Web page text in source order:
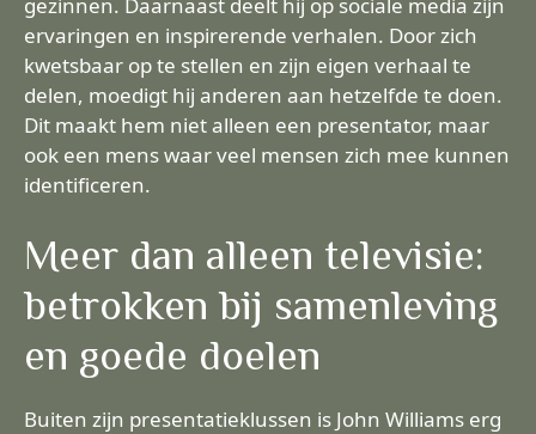
ervaringen en inspirerende verhalen. Door zich
kwetsbaar op te stellen en zijn eigen verhaal te
delen, moedigt hij anderen aan hetzelfde te doen.
Dit maakt hem niet alleen een presentator, maar
ook een mens waar veel mensen zich mee kunnen
identificeren.
Meer dan alleen televisie:
betrokken bij samenleving
en goede doelen
Buiten zijn presentatieklussen is John Williams erg